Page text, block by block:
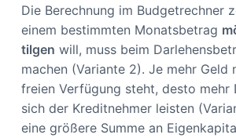
Die Berechnung im Budgetrechner
einem bestimmten Monatsbetrag
tilgen will, muss beim
machen (Variante 2). Je mehr Geld
freien Verfügung steht, desto mehr
sich der Kreditnehmer leisten
eine größere Summe an